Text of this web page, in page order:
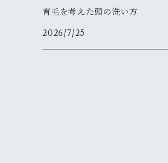
育毛を考えた頭の洗い方
2026/7/25